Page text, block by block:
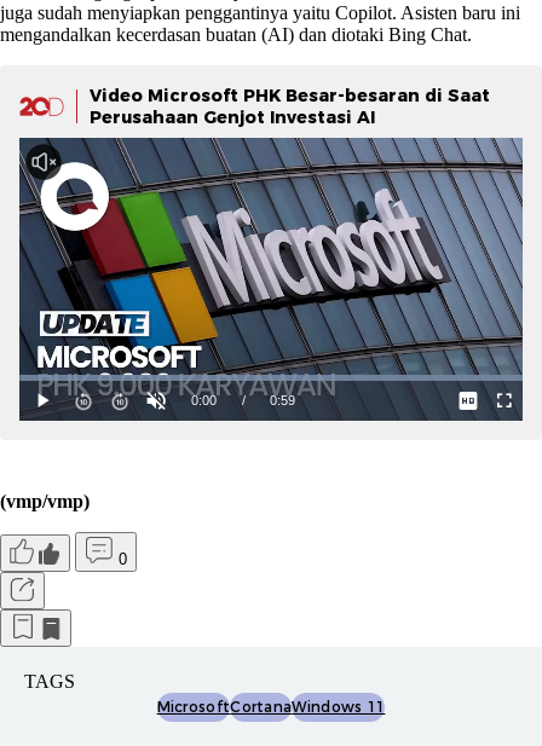
juga sudah menyiapkan penggantinya yaitu Copilot. Asisten baru ini
mengandalkan kecerdasan buatan (AI) dan diotaki Bing Chat.
Video Microsoft PHK Besar-besaran di Saat
Perusahaan Genjot Investasi AI
(vmp/vmp)
0
TAGS
MicrosoftCortanaWindows 11